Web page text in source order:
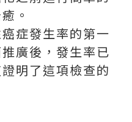
。
症發生率的第一
廣後，發生率已
明了這項檢查的